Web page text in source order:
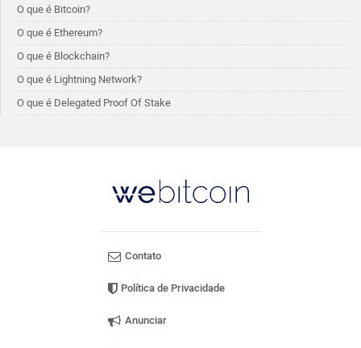
O que é Bitcoin?
O que é Ethereum?
O que é Blockchain?
O que é Lightning Network?
O que é Delegated Proof Of Stake
Contato
Política de Privacidade
Anunciar